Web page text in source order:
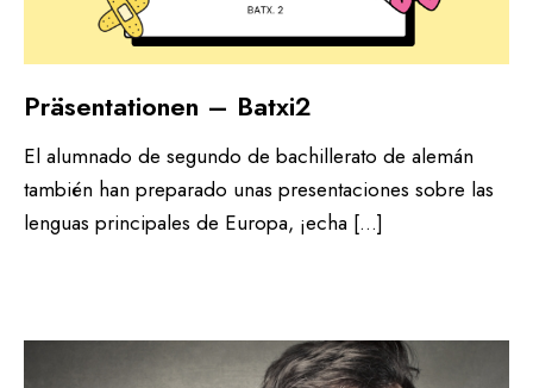
Präsentationen – Batxi2
El alumnado de segundo de bachillerato de alemán
también han preparado unas presentaciones sobre las
lenguas principales de Europa, ¡echa […]